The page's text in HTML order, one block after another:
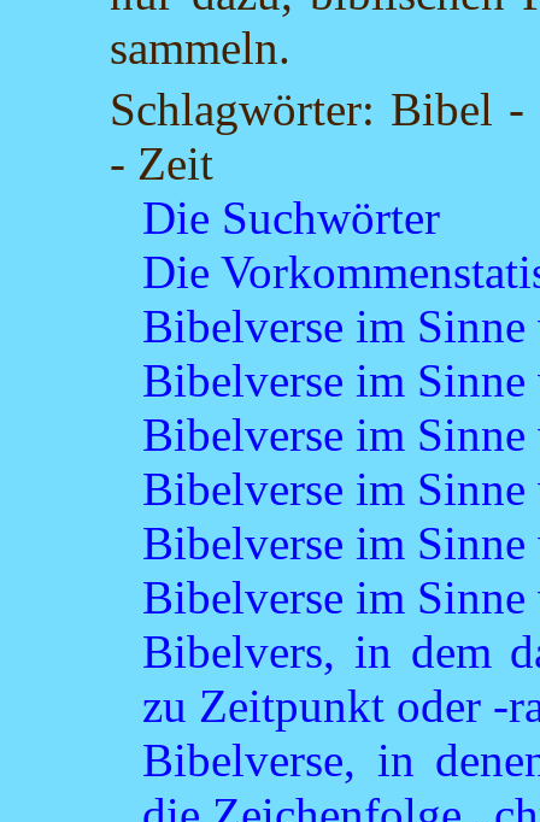
sammeln.
Schlagwörter: Bibel -
- Zeit
Die Suchwörter
Die
Bibelverse im
Bibelverse im
Bibelverse im
Bibelverse im
Bibelverse im Sinne
Bibelverse im Sinne
Bibelvers, in dem
zu Zeitpunkt oder -
Bibelverse, in